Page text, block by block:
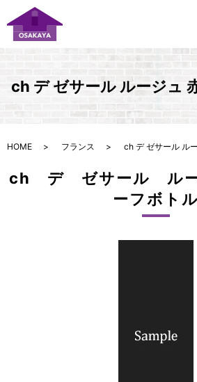
ch デ ゼサール ルージュ
HOME フランス ch デ ゼサール ル
ch デ ゼサール ル
ーフボトル